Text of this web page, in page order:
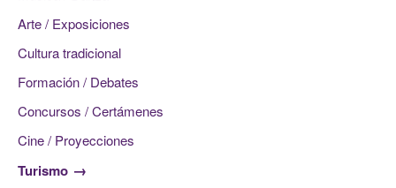
Arte / Exposiciones
Cultura tradicional
Formación / Debates
Concursos / Certámenes
Cine / Proyecciones
Turismo